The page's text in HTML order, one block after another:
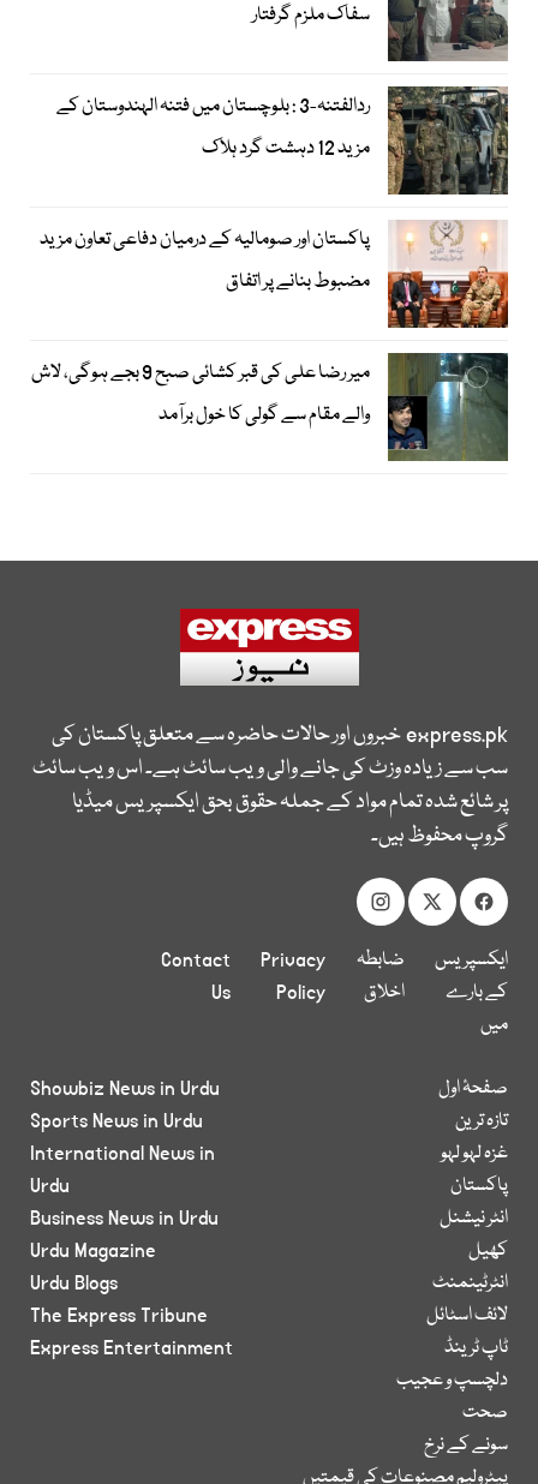
سفاک ملزم گرفتار
ردالفتنہ-3 : بلوچستان میں فتنہ الہندوستان کے
مزید 12 دہشت گرد ہلاک
پاکستان اور صومالیہ کے درمیان دفاعی تعاون مزید
مضبوط بنانے پر اتفاق
میر رضا علی کی قبر کشائی صبح 9 بجے ہوگی، لاش
والے مقام سے گولی کا خول برآمد
express.pkخبروں اور حالات حاضرہ سے متعلق پاکستان کی
سب سے زیادہ وزٹ کی جانے والی ویب سائٹ ہے۔ اس ویب سائٹ
پر شائع شدہ تمام مواد کے جملہ حقوق بحق ایکسپریس میڈیا
گروپ محفوظ ہیں۔
ایکسپریس
کے بارے
میں
ضابطہ
اخلاق
Privacy
Policy
Contact
Us
صفحۂ اول
تازہ ترین
غزہ لہو لہو
پاکستان
انٹر نیشنل
کھیل
انٹرٹینمنٹ
لائف اسٹائل
ٹاپ ٹرینڈ
دلچسپ و عجیب
صحت
سونے کے نرخ
پیٹرولیم مصنوعات کی قیمتیں
Showbiz News in Urdu
Sports News in Urdu
International News in
Urdu
Business News in Urdu
Urdu Magazine
Urdu Blogs
The Express Tribune
Express Entertainment